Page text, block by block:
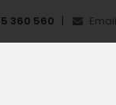
360 560